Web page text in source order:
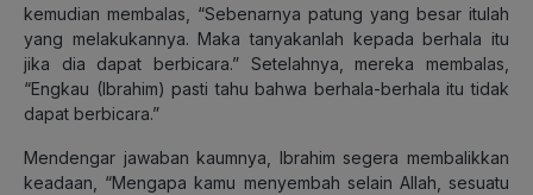
kemudian membalas, “Sebenarnya patung yang besar itulah
yang melakukannya. Maka tanyakanlah kepada berhala itu
jika dia dapat berbicara.” Setelahnya, mereka membalas,
“Engkau (Ibrahim) pasti tahu bahwa berhala-berhala itu tidak
dapat berbicara.”
Mendengar jawaban kaumnya, Ibrahim segera membalikkan
keadaan, “Mengapa kamu menyembah selain Allah, sesuatu